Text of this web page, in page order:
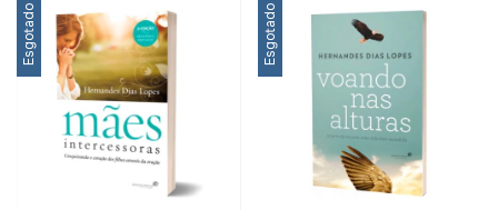
Esgotado Esgotado